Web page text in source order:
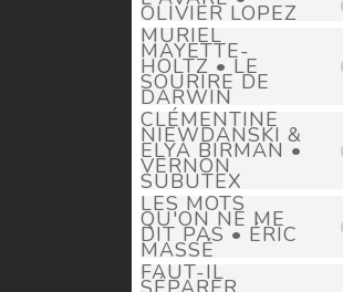
OLIVIER LOPEZ
MURIEL
MAYETTE-
HOLTZ • LE
SOURIRE DE
DARWIN
CLÉMENTINE
NIEWDANSKI &
ELYA BIRMAN •
VERNON
SUBUTEX
LES MOTS
QU'ON NE ME
DIT PAS • ÉRIC
MASSÉ
FAUT-IL